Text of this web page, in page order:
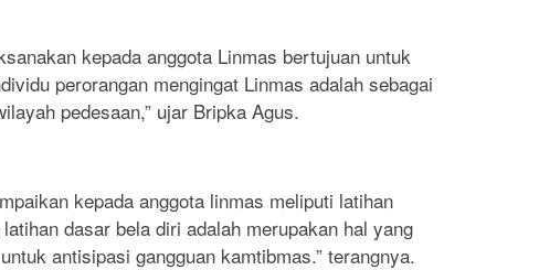
kepada anggota Linmas bertujuan untuk
perorangan mengingat Linmas adalah sebagai
pedesaan,” ujar Bripka Agus.
kepada anggota linmas meliputi latihan
dasar bela diri adalah merupakan hal yang
antisipasi gangguan kamtibmas.” terangnya.